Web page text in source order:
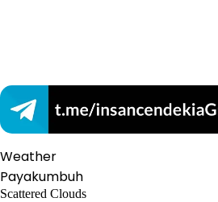
Weather
Payakumbuh
Scattered Clouds